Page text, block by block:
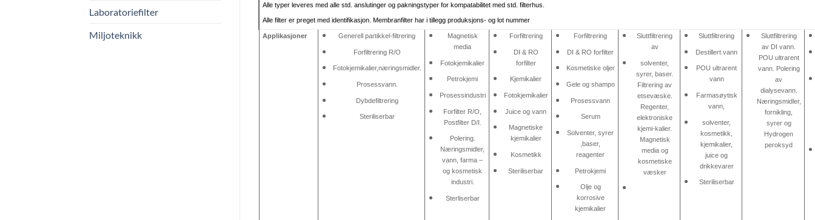
Laboratoriefilter
Miljoteknikk
Alle typer leveres med alle std. anslutinger og pakningstyper for kompatabilitet med std. filterhus.
Alle filter er preget med identifikasjon. Membranfilter har i tillegg produksjons- og lot nummer
Applikasjoner Generell partikkel-filtrering
Forfiltrering R/O
Fotokjemikalier,næringsmidler.
Prosessvann.
Dybdefiltrering
Steriliserbar
Magnetisk
media
Fotokjemikalier
Petrokjemi
Prosessindustri
Forfilter R/O,
Postfilter D/I.
Polering.
Næringsmidler,
vann, farma –
og kosmetisk
industri.
Sterliserbar
Forfiltrering
DI & RO
forfilter
Kjemikalier
Fotokjemikalier
Juice og vann
Magnetiske
kjemikalier
Kosmetikk
Steriliserbar
Forfiltrering
DI & RO forfilter
Kosmetiske oljer
Gele og shampo
Prosessvann
Serum
Solventer, syrer
,baser,
reagenter
Petrokjemi
Olje og
korrosive
kjemikalier
Sluttfiltrering
av
solventer,
syrer, baser.
Filtrering av
etsevæske.
Regenter,
elektroniske
kjemi-kalier.
Magnetisk
media og
kosmetiske
væsker
Sluttfiltrering
Destillert vann
POU ultrarent
vann
Farmasøytisk
vann,
solventer,
kosmetikk,
kjemikalier,
juice og
drikkevarer
Steriliserbar
Sluttfiltrering
av DI vann.
POU ultrarent
vann. Polering
av
dialysevann.
Næringsmidler,
fornikling,
syrer og
Hydrogen
peroksyd